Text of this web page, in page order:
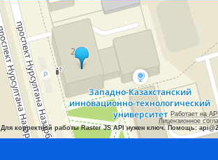
Работает на
Лицензионное
Для корректной работы Raster JS API нужен ключ. Помощь: